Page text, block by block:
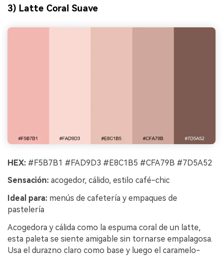
3) Latte Coral Suave
HEX: #F5B7B1 #FAD9D3 #E8C1B5 #CFA79B #7D5A52
Sensación: acogedor, cálido, estilo café-chic
Ideal para: menús de cafetería y empaques de
pastelería
Acogedora y cálida como la espuma coral de un latte,
esta paleta se siente amigable sin tornarse empalagosa.
Usa el durazno claro como base y luego el caramelo-